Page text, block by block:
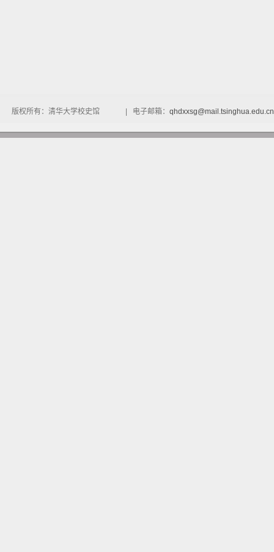
版权所有：清华大学校史馆 | 电子邮箱： qhdxxsg@mail.tsinghua.edu.cn